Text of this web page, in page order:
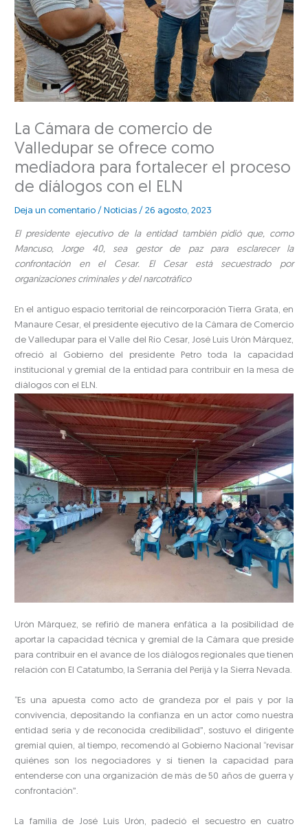
La Cámara de comercio de
Valledupar se ofrece como
mediadora para fortalecer el proceso
de diálogos con el ELN
Deja un comentario / Noticias /26 agosto, 2023
El presidente ejecutivo de la entidad también pidió que, como
Mancuso, Jorge 40, sea gestor de paz para esclarecer la
confrontación en el Cesar.
El Cesar está secuestrado por
organizaciones criminales y del narcotráfico
En el antiguo espacio territorial de reincorporación Tierra Grata, en
Manaure Cesar, el presidente ejecutivo de la Cámara de Comercio
de Valledupar para el Valle del Río Cesar, José Luis Urón Márquez,
ofreció al Gobierno del presidente Petro toda la capacidad
institucional y gremial de la entidad para contribuir en la mesa de
diálogos con el ELN.
Urón Márquez, se refirió de manera enfática a la posibilidad de
aportar la capacidad técnica y gremial de la Cámara que preside
para contribuir en el avance de los diálogos regionales que tienen
relación con El Catatumbo, la Serranía del Perijá y la Sierra Nevada.
“Es una apuesta como acto de grandeza por el país y por la
convivencia, depositando la confianza en un actor como nuestra
entidad seria y de reconocida credibilidad”, sostuvo el dirigente
gremial quien, al tiempo, recomendó al Gobierno Nacional “revisar
quiénes son los negociadores y si tienen la capacidad para
entenderse con una organización de más de 50 años de guerra y
confrontación”.
La familia de José Luis Urón, padeció el secuestro en cuatro